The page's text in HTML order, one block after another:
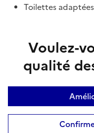
Toilettes adaptées
Voulez-
qualité